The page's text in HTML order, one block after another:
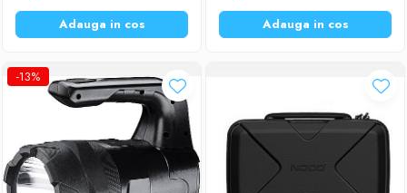
Adauga in cos Adauga in cos
-13%